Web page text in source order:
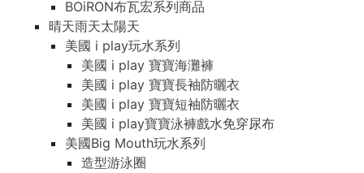
BOiRON布瓦宏系列商品
晴天雨天太陽天
美國 i play玩水系列
美國 i play 寶寶海灘褲
美國 i play 寶寶長袖防曬衣
美國 i play 寶寶短袖防曬衣
美國 i play寶寶泳褲戲水免穿尿布
美國Big Mouth玩水系列
造型游泳圈